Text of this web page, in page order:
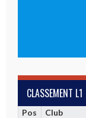
CLASSEMENT L1
Pos Club